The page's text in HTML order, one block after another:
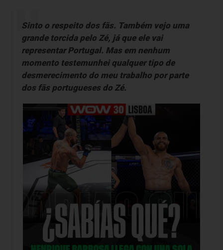
Sinto o respeito dos fãs. Também vejo uma
grande torcida pelo Zé, já que ele vai
representar Portugal. Mas em nenhum
momento testemunhei qualquer tipo de
desmerecimento do meu trabalho por parte
dos fãs portugueses do Zé.